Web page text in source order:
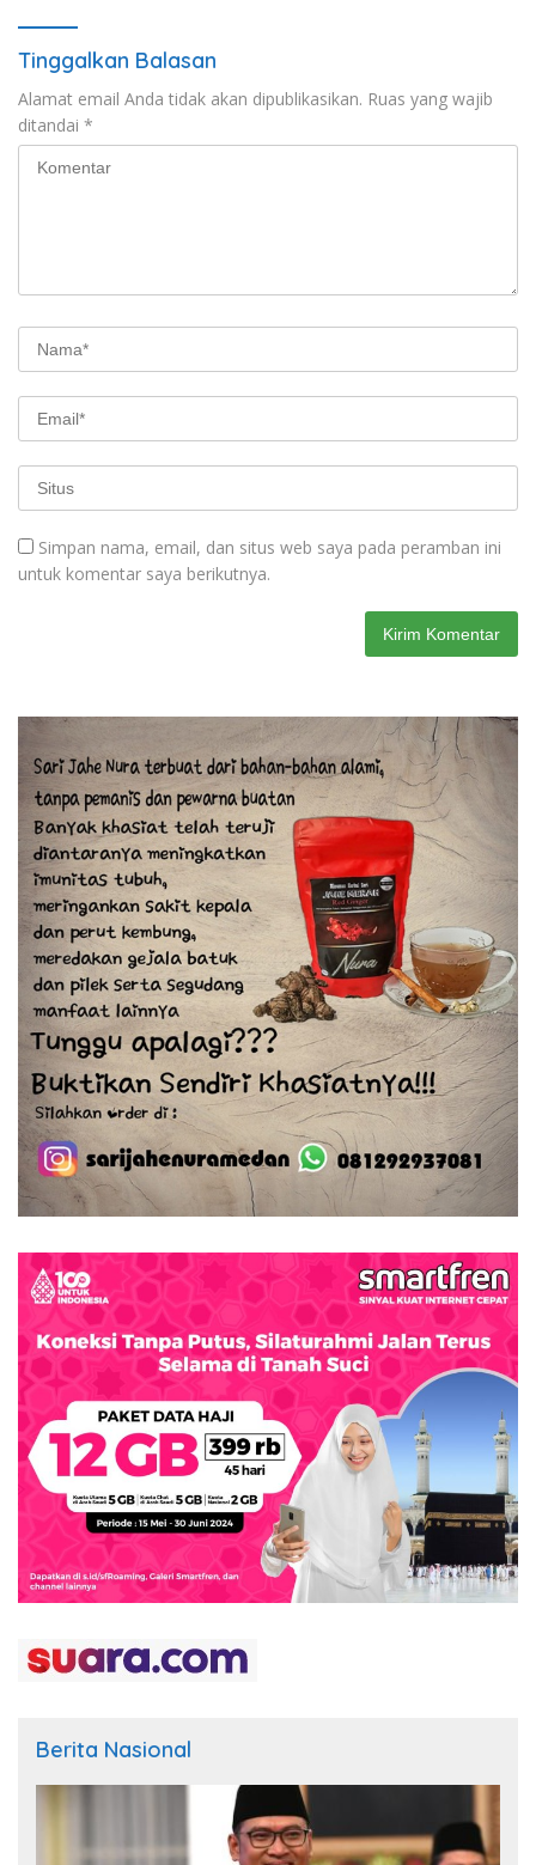
Tinggalkan Balasan
Alamat email Anda tidak akan dipublikasikan. Ruas yang wajib
ditandai *
Simpan nama, email, dan situs web saya pada peramban ini
untuk komentar saya berikutnya.
Berita Nasional